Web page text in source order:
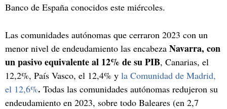
Banco de España conocidos este miércoles.
Las comunidades autónomas que cerraron 2023 con un
menor nivel de endeudamiento las encabeza Navarra, con
un pasivo equivalente al 12% de su PIB, Canarias, el
12,2%, País Vasco, el 12,4% y la Comunidad de Madrid,
el 12,6%. Todas las comunidades autónomas redujeron su
endeudamiento en 2023, sobre todo Baleares (en 2,7